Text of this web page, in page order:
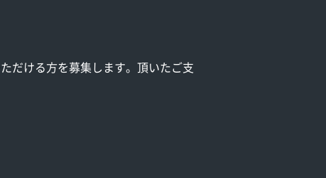
だける方を募集します。頂いたご支